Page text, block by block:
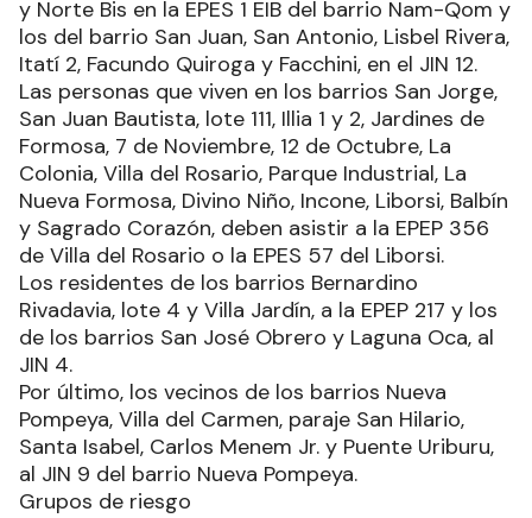
y Norte Bis en la EPES 1 EIB del barrio Nam-Qom y
los del barrio San Juan, San Antonio, Lisbel Rivera,
Itatí 2, Facundo Quiroga y Facchini, en el JIN 12.
Las personas que viven en los barrios San Jorge,
San Juan Bautista, lote 111, Illia 1 y 2, Jardines de
Formosa, 7 de Noviembre, 12 de Octubre, La
Colonia, Villa del Rosario, Parque Industrial, La
Nueva Formosa, Divino Niño, Incone, Liborsi, Balbín
y Sagrado Corazón, deben asistir a la EPEP 356
de Villa del Rosario o la EPES 57 del Liborsi.
Los residentes de los barrios Bernardino
Rivadavia, lote 4 y Villa Jardín, a la EPEP 217 y los
de los barrios San José Obrero y Laguna Oca, al
JIN 4.
Por último, los vecinos de los barrios Nueva
Pompeya, Villa del Carmen, paraje San Hilario,
Santa Isabel, Carlos Menem Jr. y Puente Uriburu,
al JIN 9 del barrio Nueva Pompeya.
Grupos de riesgo